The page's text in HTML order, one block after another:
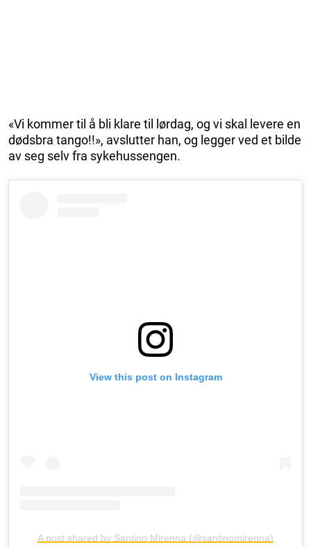
«Vi kommer til å bli klare til lørdag, og vi skal levere en
dødsbra tango!!», avslutter han, og legger ved et bilde
av seg selv fra sykehussengen.
View this post on Instagram
A post shared by Santino Mirenna (@santinomirenna)